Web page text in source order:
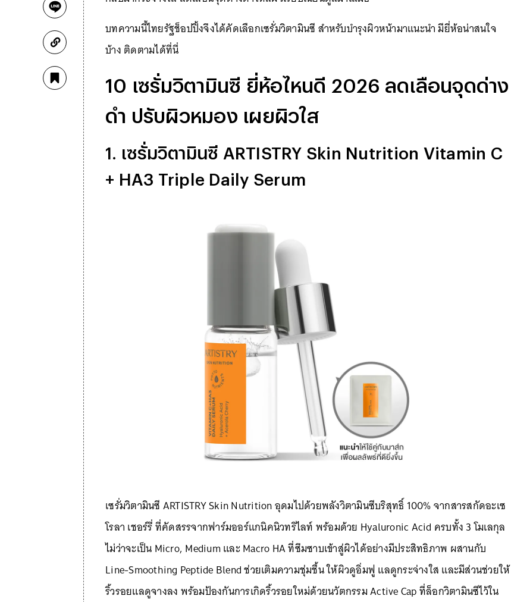
บทความนี้ไทยรัฐช็อปปิ้งจึงได้คัดเลือกเซรั่มวิตามินซี สำหรับบำรุงผิวหน้ามาแนะนำ มียี่ห้อน่าสนใจ
บ้าง ติดตามได้ที่นี่
10 เซรั่มวิตามินซี ยี่ห้อไหนดี 2026 ลดเลือนจุดด่าง
ดำ ปรับผิวหมอง เผยผิวใส
1. เซรั่มวิตามินซี ARTISTRY Skin Nutrition Vitamin C
+ HA3 Triple Daily Serum
เซรั่มวิตามินซี ARTISTRY Skin Nutrition อุดมไปด้วยพลังวิตามินซีบริสุทธิ์ 100% จากสารสกัดอะเซ
โรลา เชอร์รี่ ที่คัดสรรจากฟาร์มออร์แกนิคนิวทริไลท์ พร้อมด้วย Hyaluronic Acid ครบทั้ง 3 โมเลกุล
ไม่ว่าจะเป็น Micro, Medium และ Macro HA ที่ซึมซาบเข้าสู่ผิวได้อย่างมีประสิทธิภาพ ผสานกับ
Line-Smoothing Peptide Blend ช่วยเติมความชุ่มชื้น ให้ผิวดูอิ่มฟู แลดูกระจ่างใส และมีส่วนช่วยให้
ริ้วรอยแลดูจางลง พร้อมป้องกันการเกิดริ้วรอยใหม่ด้วยนวัตกรรม Active Cap ที่ล็อกวิตามินซีไว้ใน